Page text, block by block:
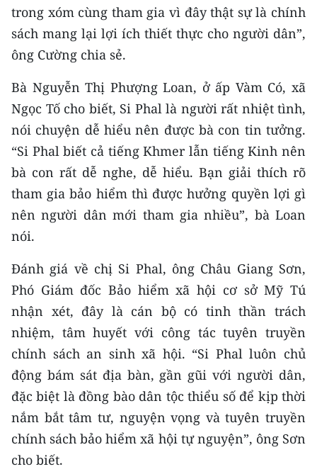
trong xóm cùng tham gia vì đây thật sự là chính
sách mang lại lợi ích thiết thực cho người dân”,
ông Cường chia sẻ.
Bà Nguyễn Thị Phượng Loan, ở ấp Vàm Có, xã
Ngọc Tố cho biết, Si Phal là người rất nhiệt tình,
nói chuyện dễ hiểu nên được bà con tin tưởng.
“Si Phal biết cả tiếng Khmer lẫn tiếng Kinh nên
bà con rất dễ nghe, dễ hiểu. Bạn giải thích rõ
tham gia bảo hiểm thì được hưởng quyền lợi gì
nên người dân mới tham gia nhiều”, bà Loan
nói.
Đánh giá về chị Si Phal, ông Châu Giang Sơn,
Phó Giám đốc Bảo hiểm xã hội cơ sở Mỹ Tú
nhận xét, đây là cán bộ có tinh thần trách
nhiệm, tâm huyết với công tác tuyên truyền
chính sách an sinh xã hội. “Si Phal luôn chủ
động bám sát địa bàn, gần gũi với người dân,
đặc biệt là đồng bào dân tộc thiểu số để kịp thời
nắm bắt tâm tư, nguyện vọng và tuyên truyền
chính sách bảo hiểm xã hội tự nguyện”, ông Sơn
cho biết.